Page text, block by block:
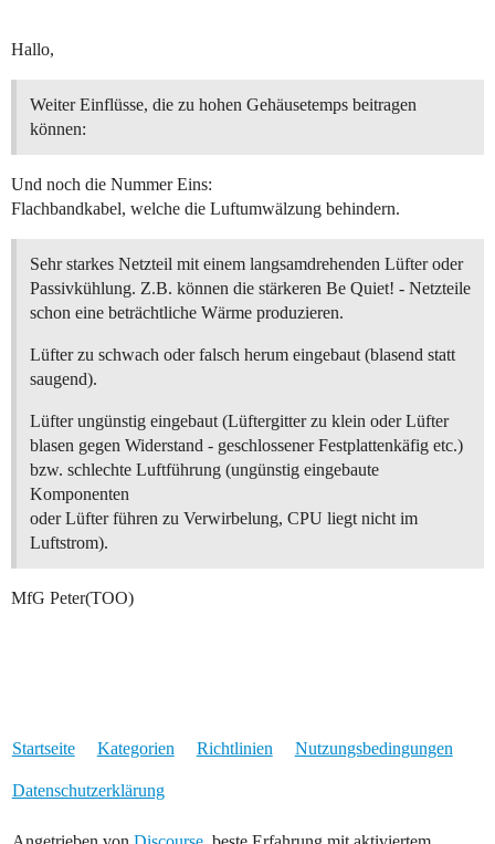
Hallo,
Weiter Einflüsse, die zu hohen Gehäusetemps beitragen
können:
Und noch die Nummer Eins:
Flachbandkabel, welche die Luftumwälzung behindern.
Sehr starkes Netzteil mit einem langsamdrehenden Lüfter oder
Passivkühlung. Z.B. können die stärkeren Be Quiet! - Netzteile
schon eine beträchtliche Wärme produzieren.
Lüfter zu schwach oder falsch herum eingebaut (blasend statt
saugend).
Lüfter ungünstig eingebaut (Lüftergitter zu klein oder Lüfter
blasen gegen Widerstand - geschlossener Festplattenkäfig etc.)
bzw. schlechte Luftführung (ungünstig eingebaute
Komponenten
oder Lüfter führen zu Verwirbelung, CPU liegt nicht im
Luftstrom).
MfG Peter(TOO)
Startseite Kategorien Richtlinien Nutzungsbedingungen
Datenschutzerklärung